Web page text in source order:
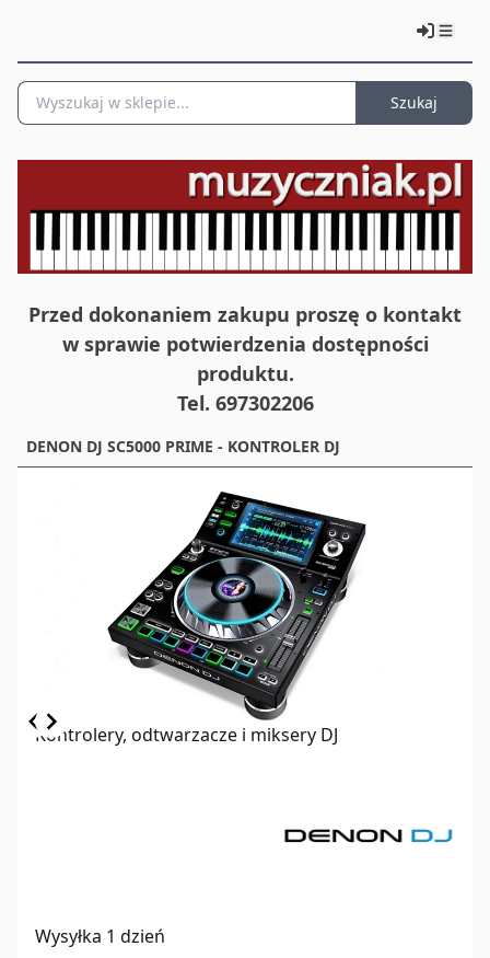
Szukaj
Przed dokonaniem zakupu proszę o kontakt
w sprawie potwierdzenia dostępności
produktu.
Tel. 697302206
DENON DJ SC5000 PRIME - KONTROLER DJ
Item
Kontrolery, odtwarzacze i miksery DJ
Wysyłka 1 dzień